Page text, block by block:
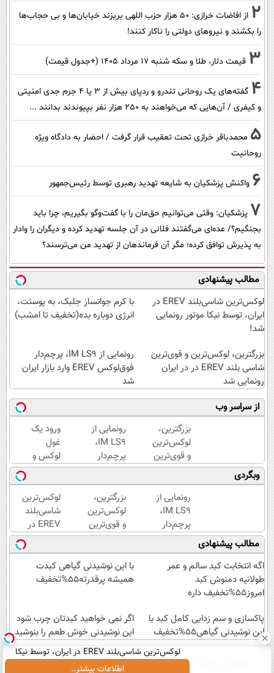
2
از افاضات خرازی: ۵۰ هزار حزب اللهی بریزند خیابان‌ها و بی حجاب‌ها
را بکشند و نیرو‌های دولتی را ناکار کنند!
3 قیمت دلار، طلا و سکه شنبه ۱۷ مرداد ۱۴۰۵ (+جدول قیمت)
4
گفته‌های یک روحانی تندرو و ردپای بیش از ۳ یا ۴ جرم جدی امنیتی
و کیفری / آن‌هایی که می‌خواهند به ۲۵۰ هزار نفر بپیوندند بدانند ...
5 محمدباقر خرازی تحت تعقیب قرار گرفت / احضار به دادگاه ویژه
روحانیت
6 واکنش پزشکیان به شایعه تهدید رهبری توسط رئیس‌جمهور
7 پزشکیان: وقتی می‌توانیم حق‌مان را با گفت‌وگو بگیریم، چرا باید
بجنگیم؟/ عده‌ای می‌گفتند فلانی در آن جلسه تهدید کرده و دیگران را وادار
به پذیرش توافق کرده؛ مگر آن فرماندهان از تهدید من می‌ترسند؟
مطالب پیشنهادی
لوکس‌ترین شاسی‌بلند EREV در
ایران، توسط نیکا موتور رونمایی
شد!
با کرم جوانساز جلبک، به پوستت،
انرژی دوباره بده(تخفیف تا امشب)
بزرگترین، لوکس‌ترین و قوی‌ترین
شاسی بلند EREV در در ایران
رونمایی شد
رونمایی از IM LS9، پرچم‌دار
فوق‌لوکس EREV وارد بازار ایران
شد
از سراسر وب
بزرگترین،
لوکس‌ترین
و قوی‌ترین
شاسی بلند
EREV در
در ایران
رونمایی
شد
رونمایی از
IM LS9،
پرچم‌دار
فوق‌لوکس
EREV
وارد بازار
ایران شد
ورود یک
غول
لوکس و
هوشمند
به ایران،
IM LS9
رسماً
رونمایی
شد
وبگردی
رونمایی از
IM LS9،
پرچم‌دار
فوق‌لوکس
EREV
وارد بازار
بزرگترین،
لوکس‌ترین
و قوی‌ترین
شاسی بلند
EREV در
در ایران
رونمایی
لوکس‌ترین
شاسی‌بلند
EREV در
ایران،
توسط نیکا
موتور
رونمایی
مطالب پیشنهادی
اگه انتخابت کبد سالم و عمر
طولانیه دمنوش کبد
امروز55%تخفیف داره
با این نوشیدنی گیاهی کبدت
همیشه پرقدرته55%تخفیف
پاکسازی و سم زدایی کامل کبد با
این نوشیدنی گیاهی55%تخفیف
اگر نمی خواهید کبدتان چرب شود
این نوشیدنی خوش طعم را بنوشید
لوکس‌ترین شاسی‌بلند EREV در ایران، توسط نیکا
موتور رونمایی شد!
اطلاعات بیشتر.. عصر ایران۲ درباره عصرایران تماس با ما